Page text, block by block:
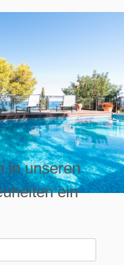
in unseren
ein